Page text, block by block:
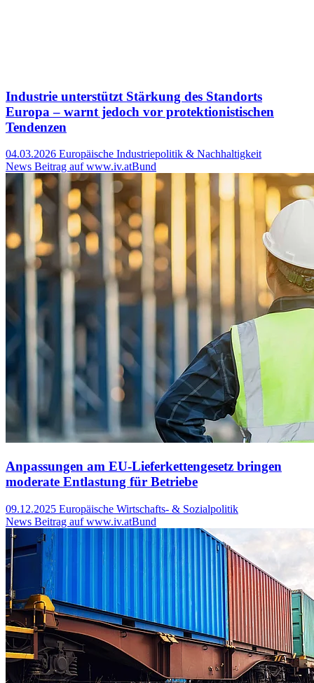
Industrie unterstützt Stärkung des Standorts
Europa – warnt jedoch vor protektionistischen
Tendenzen
04.03.2026 Europäische Industriepolitik & Nachhaltigkeit
News Beitrag auf www.iv.atBund
Anpassungen am EU-Lieferkettengesetz bringen
moderate Entlastung für Betriebe
09.12.2025 Europäische Wirtschafts- & Sozialpolitik
News Beitrag auf www.iv.atBund